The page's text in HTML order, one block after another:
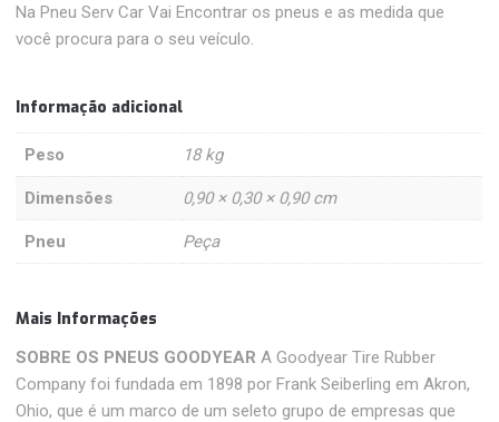
Na Pneu Serv Car Vai Encontrar os pneus e as medida que
você procura para o seu veículo.
Informação adicional
Peso 18 kg
Dimensões 0,90 × 0,30 × 0,90 cm
Pneu Peça
Mais Informações
SOBRE OS PNEUS GOODYEAR A Goodyear Tire Rubber
Company foi fundada em 1898 por Frank Seiberling em Akron,
Ohio, que é um marco de um seleto grupo de empresas que